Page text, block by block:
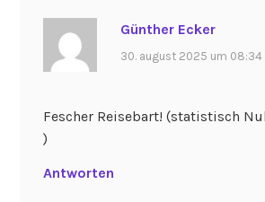
Günther Ecker
30. august 2025 um 08:34
Fescher Reisebart! (statistisch
)
Antworten